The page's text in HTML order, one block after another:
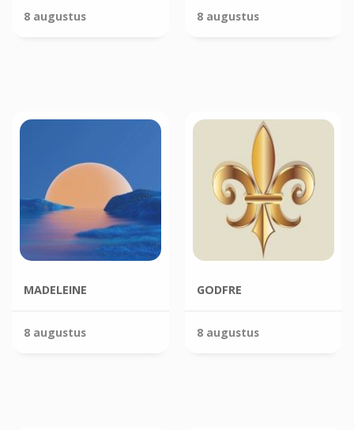
8 augustus 8 augustus
MADELEINE
8 augustus
GODFRE
8 augustus